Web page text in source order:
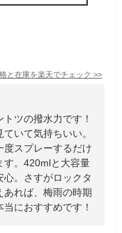
と在庫を楽天でチェック >>
ツの撥水力です！
いて気持ちいい。
度スプレーするだけ
す。420mlと大容量
。さすがロックタ
あれば、梅雨の時期
におすすめです！